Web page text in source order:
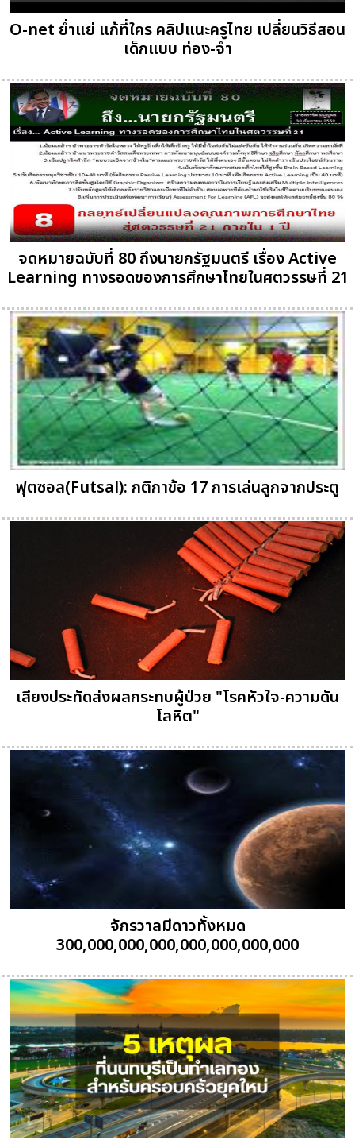
O-net ย่ำแย่ แก้ที่ใคร คลิปแนะครูไทย เปลี่ยนวิธีสอน
เด็กแบบ ท่อง-จำ
จดหมายฉบับที่ 80 ถึงนายกรัฐมนตรี เรื่อง Active
Learning ทางรอดของการศึกษาไทยในศตวรรษที่ 21
ฟุตซอล(Futsal): กติกาข้อ 17 การเล่นลูกจากประตู
เสียงประทัดส่งผลกระทบผู้ป่วย "โรคหัวใจ-ความดัน
โลหิต"
จักรวาลมีดาวทั้งหมด
300,000,000,000,000,000,000,000